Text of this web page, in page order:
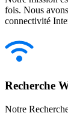
fois. Nous
connectivité
Recherche
Notre